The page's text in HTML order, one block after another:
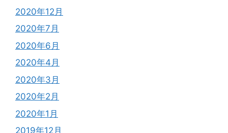
2020年12月
2020年7月
2020年6月
2020年4月
2020年3月
2020年2月
2020年1月
2019年12月